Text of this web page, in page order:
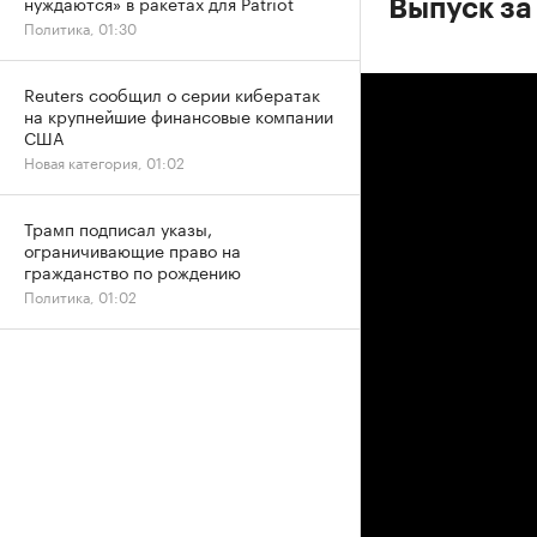
Выпуск
Политика, 01:30
Reuters сообщил о серии кибератак
на крупнейшие финансовые компании
США
Новая категория, 01:02
Трамп подписал указы,
ограничивающие право на
гражданство по рождению
Политика, 01:02